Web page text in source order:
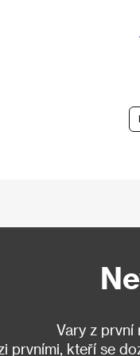
Vary z první
prvními, kteří se